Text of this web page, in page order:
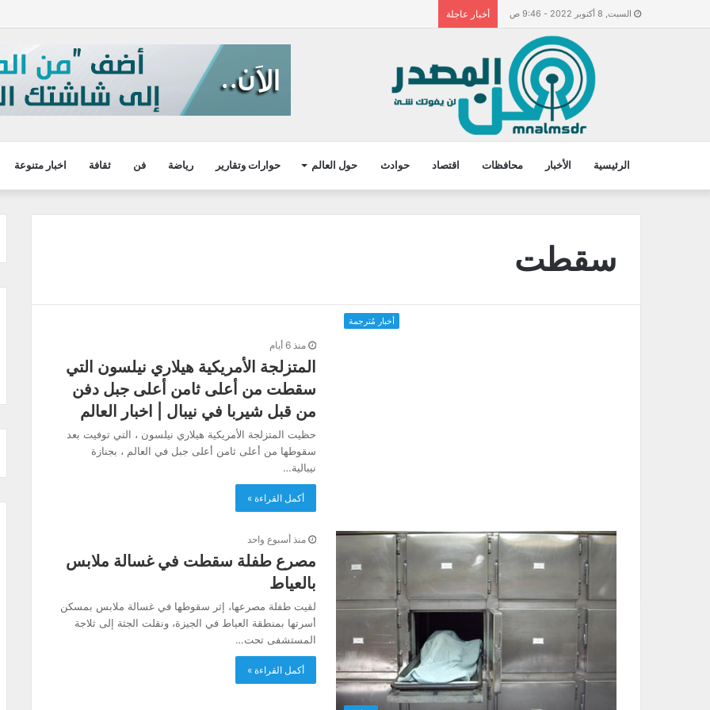
السبت, 8 أكتوبر 2022 - 9:46 ص أخبار عاجلة
الرئيسية الأخبار محافظات اقتصاد حوادث حول العالم حوارات وتقارير رياضة فن ثقافة اخبار متنوعة
سقطت
أخبار مُترجمة
منذ 6 أيام
المتزلجة الأمريكية هيلاري نيلسون التي
سقطت من أعلى ثامن أعلى جبل دفن
من قبل شيربا في نيبال | اخبار العالم
حظيت المتزلجة الأمريكية هيلاري نيلسون ، التي توفيت بعد
سقوطها من أعلى ثامن أعلى جبل في العالم ، بجنازة
نيبالية…
أكمل القراءة »
منذ أسبوع واحد
مصرع طفلة سقطت في غسالة ملابس
بالعياط
لقيت طفلة مصرعها، إثر سقوطها في غسالة ملابس بمسكن
أسرتها بمنطقة العياط في الجيزة، ونقلت الجثة إلى ثلاجة
المستشفى تحت…
أكمل القراءة »